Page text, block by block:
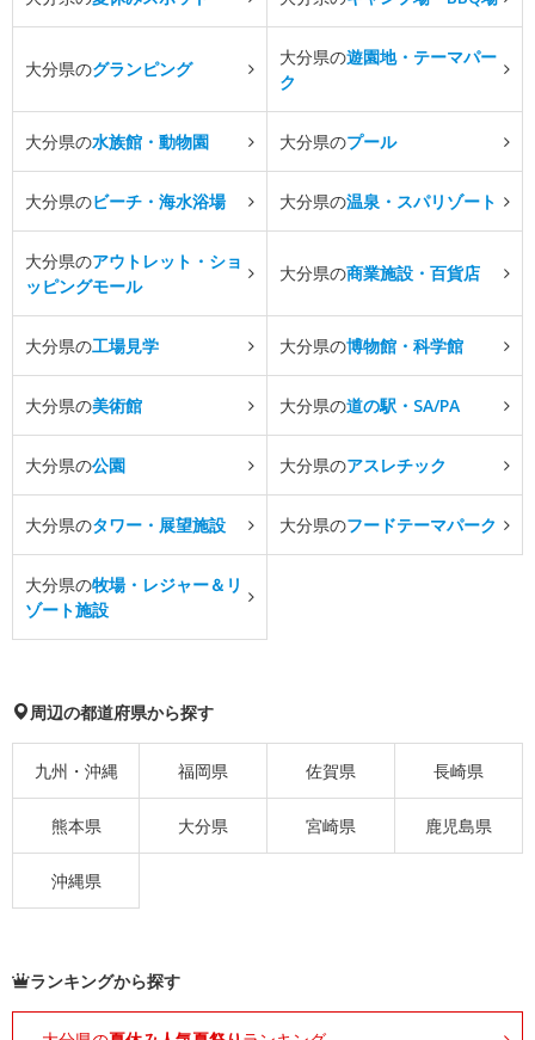
大分県のグランピング
大分県の遊園地・テーマパー
ク
大分県の水族館・動物園 大分県のプール
大分県のビーチ・海水浴場 大分県の温泉・スパリゾート
大分県のアウトレット・ショ
ッピングモール
大分県の商業施設・百貨店
大分県の工場見学 大分県の博物館・科学館
大分県の美術館 大分県の道の駅・SA/PA
大分県の公園 大分県のアスレチック
大分県のタワー・展望施設 大分県のフードテーマパーク
大分県の牧場・レジャー＆リ
ゾート施設
周辺の都道府県から探す
九州・沖縄 福岡県 佐賀県 長崎県
熊本県 大分県 宮崎県 鹿児島県
沖縄県
ランキングから探す